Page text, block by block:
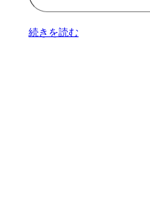
続きを読む